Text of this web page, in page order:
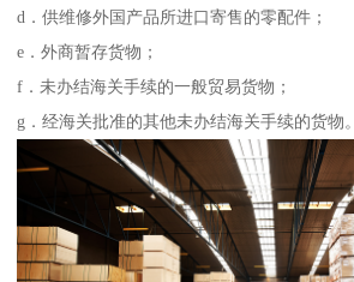
d．供维修外国产品所进口寄售的零配件；
e．外商暂存货物；
f．未办结海关手续的一般贸易货物；
g．经海关批准的其他未办结海关手续的货物。